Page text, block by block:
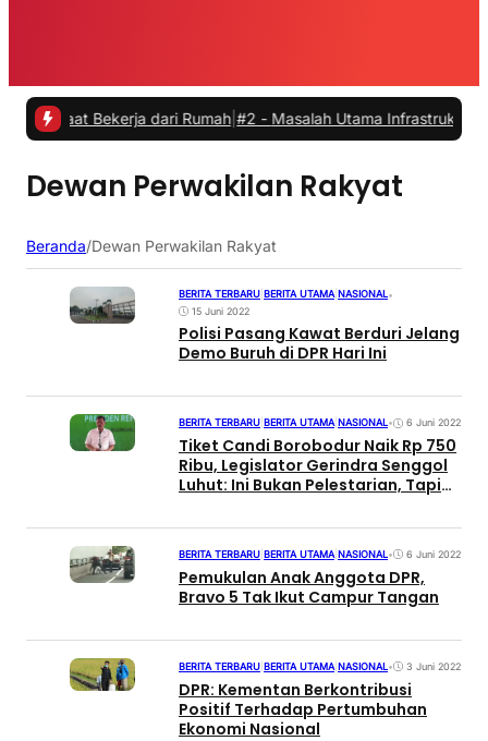
Bekerja dari Rumah| #2 -Masalah Utama Infrastruktur
Dewan Perwakilan Rakyat
Beranda/Dewan Perwakilan Rakyat
BERITA TERBARU BERITA UTAMA NASIONAL•
15 Juni 2022
Polisi Pasang Kawat Berduri Jelang
Demo Buruh di DPR Hari Ini
BERITA TERBARU BERITA UTAMA NASIONAL• 6 Juni 2022
Tiket Candi Borobodur Naik Rp 750
Ribu, Legislator Gerindra Senggol
Luhut: Ini Bukan Pelestarian, Tapi
BERITA TERBARU BERITA UTAMA NASIONAL• 6 Juni 2022
Pemukulan Anak Anggota DPR,
Bravo 5 Tak Ikut Campur Tangan
BERITA TERBARU BERITA UTAMA NASIONAL• 3 Juni 2022
DPR: Kementan Berkontribusi
Positif Terhadap Pertumbuhan
Ekonomi Nasional